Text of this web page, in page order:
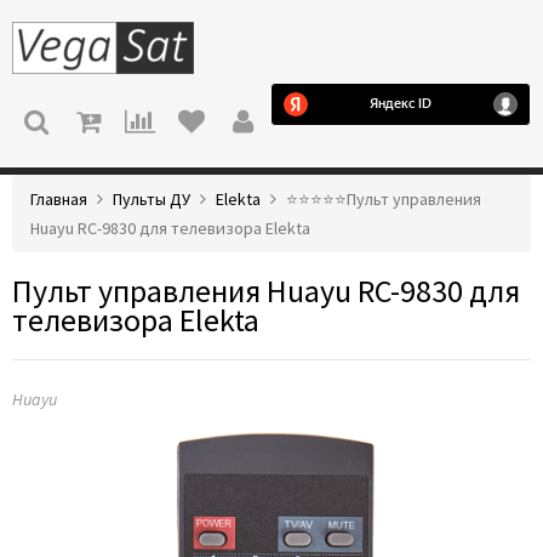
МЕНЮ
Главная Пульты ДУ Elekta
⭐️⭐️⭐️⭐️⭐️Пульт управления
Huayu RC-9830 для телевизора Elekta
Пульт управления Huayu RC-9830 для
телевизора Elekta
Huayu